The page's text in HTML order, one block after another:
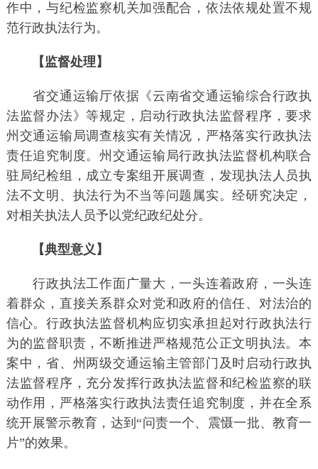
作中，与纪检监察机关加强配合，依法依规处置不规
范行政执法行为。
【监督处理】
省交通运输厅依据《云南省交通运输综合行政执
法监督办法》等规定，启动行政执法监督程序，要求
州交通运输局调查核实有关情况，严格落实行政执法
责任追究制度。州交通运输局行政执法监督机构联合
驻局纪检组，成立专案组开展调查，发现执法人员执
法不文明、执法行为不当等问题属实。经研究决定，
对相关执法人员予以党纪政纪处分。
【典型意义】
行政执法工作面广量大，一头连着政府，一头连
着群众，直接关系群众对党和政府的信任、对法治的
信心。行政执法监督机构应切实承担起对行政执法行
为的监督职责，不断推进严格规范公正文明执法。本
案中，省、州两级交通运输主管部门及时启动行政执
法监督程序，充分发挥行政执法监督和纪检监察的联
动作用，严格落实行政执法责任追究制度，并在全系
统开展警示教育，达到“问责一个、震慑一批、教育一
片”的效果。